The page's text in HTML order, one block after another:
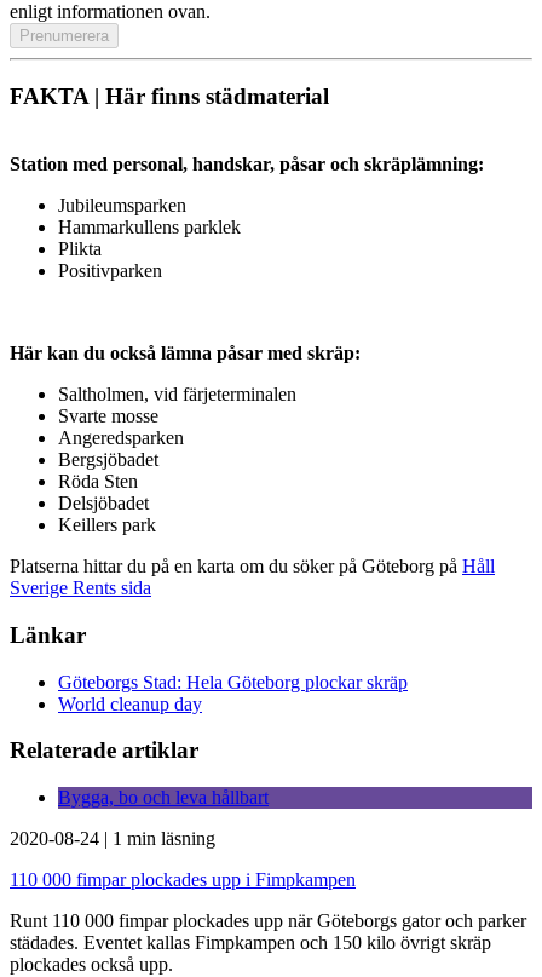
enligt informationen ovan.
FAKTA | Här finns städmaterial
Station med personal, handskar, påsar och skräplämning:
Jubileumsparken
Hammarkullens parklek
Plikta
Positivparken
Här kan du också lämna påsar med skräp:
Saltholmen, vid färjeterminalen
Svarte mosse
Angeredsparken
Bergsjöbadet
Röda Sten
Delsjöbadet
Keillers park
Platserna hittar du på en karta om du söker på Göteborg på Håll
Sverige Rents sida
Länkar
Göteborgs Stad: Hela Göteborg plockar skräp
World cleanup day
Relaterade artiklar
Bygga, bo och leva hållbart
2020-08-24 | 1 min läsning
110 000 fimpar plockades upp i Fimpkampen
Runt 110 000 fimpar plockades upp när Göteborgs gator och parker
städades. Eventet kallas Fimpkampen och 150 kilo övrigt skräp
plockades också upp.